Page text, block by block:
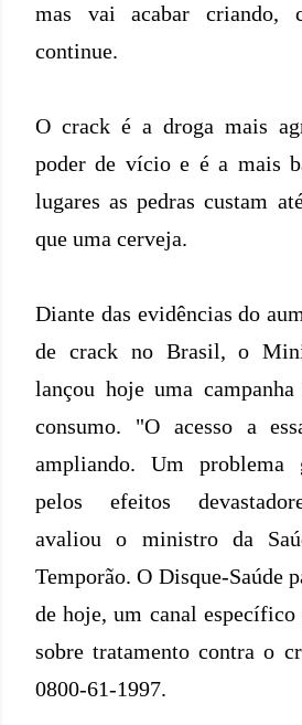
mas vai acabar criando,
continue.
O crack é a droga mais
poder de vício e é a mais
lugares as pedras custam
que uma cerveja.
Diante das evidências do
de crack no Brasil, o
lançou hoje uma
consumo. "O acesso a
ampliando. Um problema
pelos efeitos
avaliou o ministro da
Temporão. O Disque-Saúde
de hoje, um canal
sobre tratamento contra o
0800-61-1997.